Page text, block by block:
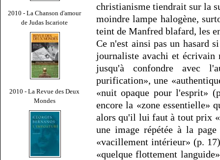
2010 - La Chanson d'amour
de Judas Iscariote
2010 - La Revue des Deux
Mondes
christianisme tiendrait sur la
moindre lampe halogène,
teint de Manfred blafard, les
Ce n'est ainsi pas un hasard
journaliste avachi et écrivain
jusqu'à confondre avec
purification», une
«nuit opaque pour l'esprit»
encore la «zone essentielle»
alors qu'il lui faut à tout prix
une image répétée à la
«vacillement intérieur» (p.
«quelque flottement